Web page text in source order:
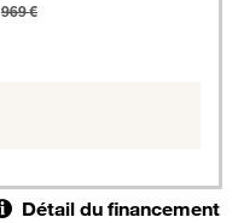
969 €
Détail du financement